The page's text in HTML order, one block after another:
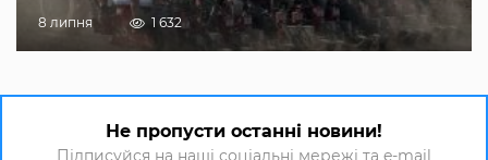
8 липня 1 632
Не пропусти останні новини!
Підписуйся на наші соціальні мережі та e-mail